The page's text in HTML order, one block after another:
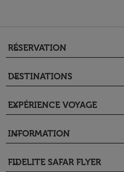
RÉSERVATION
keyboard_arrow_down
DESTINATIONS
keyboard_arrow_down
EXPÉRIENCE VOYAGE
keyboard_arrow_down
INFORMATION
keyboard_arrow_down
FIDELITE SAFAR FLYER
keyboard_arrow_down